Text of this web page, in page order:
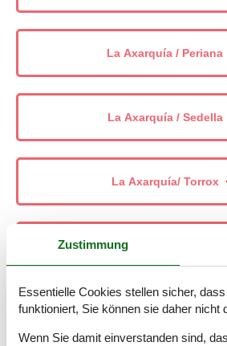
La Axarquía / Periana
La Axarquía / Sedella
La Axarquía/ Torrox
La Axarquía/Almogía
La Azohia
Zustimmung
Essentielle Cookies stellen sicher,
funktioniert, Sie können sie daher nicht
Wenn Sie damit einverstanden sind,